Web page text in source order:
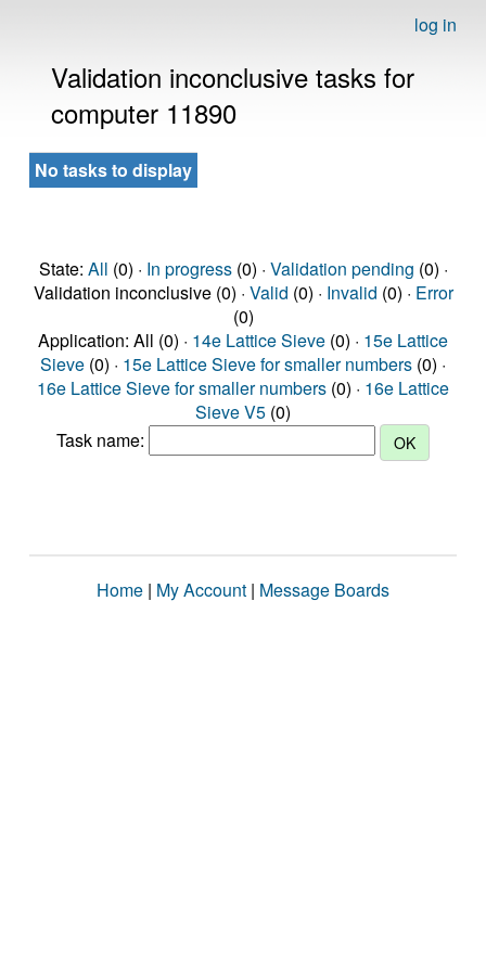
log in
Validation inconclusive tasks for
computer 11890
No tasks to display
State: All (0) · In progress(0) · Validation pending (0) ·
Validation inconclusive (0) · Valid (0) · Invalid (0) · Error
(0)
Application: All (0) · 14e Lattice Sieve (0) · 15e Lattice
Sieve (0) · 15e Lattice Sieve for smaller numbers (0) ·
16e Lattice Sieve for smaller numbers (0) · 16e Lattice
Sieve V5 (0)
Task name:
Home | My Account | Message Boards